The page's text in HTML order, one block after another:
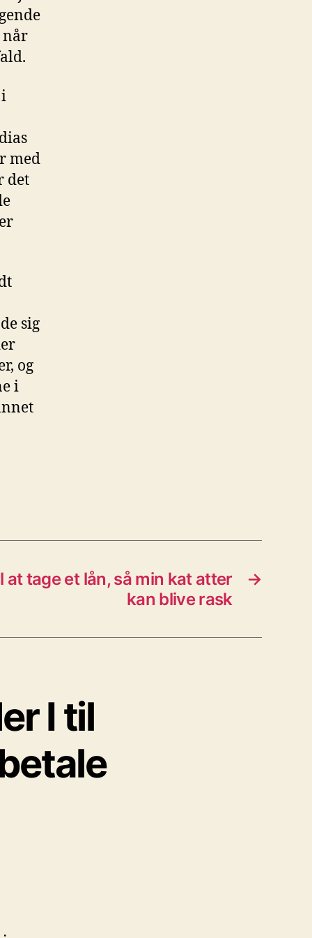
når
i
med
det
sig
og
i
→
tage et lån, så min kat atter
kan blive rask
I til